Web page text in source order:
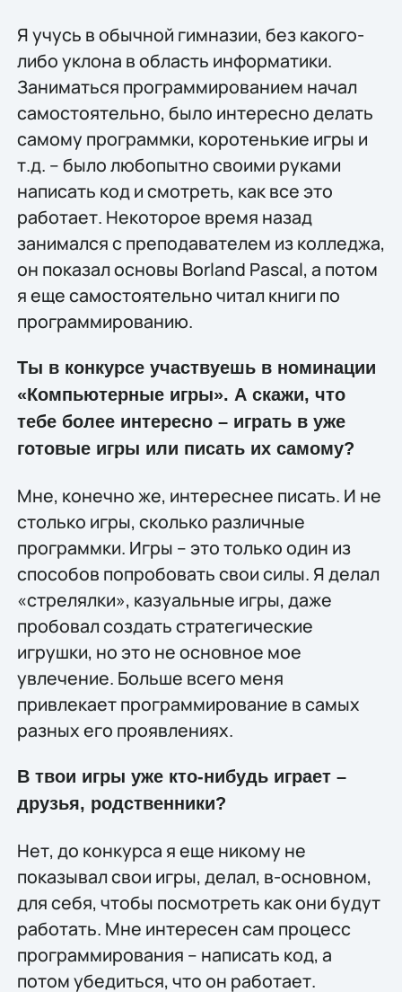
Я учусь в обычной гимназии, без какого-
либо уклона в область информатики.
Заниматься программированием начал
самостоятельно, было интересно делать
самому программки, коротенькие игры и
т.д. – было любопытно своими руками
написать код и смотреть, как все это
работает. Некоторое время назад
занимался с преподавателем из колледжа,
он показал основы Borland Pascal, а потом
я еще самостоятельно читал книги по
программированию.
Ты в конкурсе участвуешь в номинации
«Компьютерные игры». А скажи, что
тебе более интересно – играть в уже
готовые игры или писать их самому?
Мне, конечно же, интереснее писать. И не
столько игры, сколько различные
программки. Игры – это только один из
способов попробовать свои силы. Я делал
«стрелялки», казуальные игры, даже
пробовал создать стратегические
игрушки, но это не основное мое
увлечение. Больше всего меня
привлекает программирование в самых
разных его проявлениях.
В твои игры уже кто-нибудь играет –
друзья, родственники?
Нет, до конкурса я еще никому не
показывал свои игры, делал, в-основном,
для себя, чтобы посмотреть как они будут
работать. Мне интересен сам процесс
программирования – написать код, а
потом убедиться, что он работает.